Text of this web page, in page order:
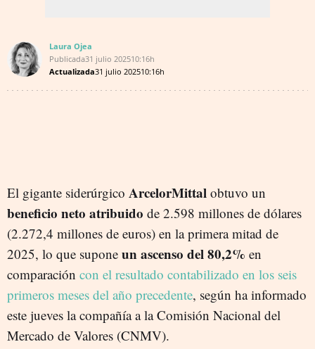
Laura Ojea
Publicada31 julio 202510:16h
Actualizada31 julio 202510:16h
El gigante siderúrgico ArcelorMittal obtuvo un
beneficio neto atribuido de 2.598 millones de dólares
(2.272,4 millones de euros) en la primera mitad de
2025, lo que supone un ascenso del 80,2% en
comparación con el resultado contabilizado en los seis
primeros meses del año precedente, según ha informado
este jueves la compañía a la Comisión Nacional del
Mercado de Valores (CNMV).